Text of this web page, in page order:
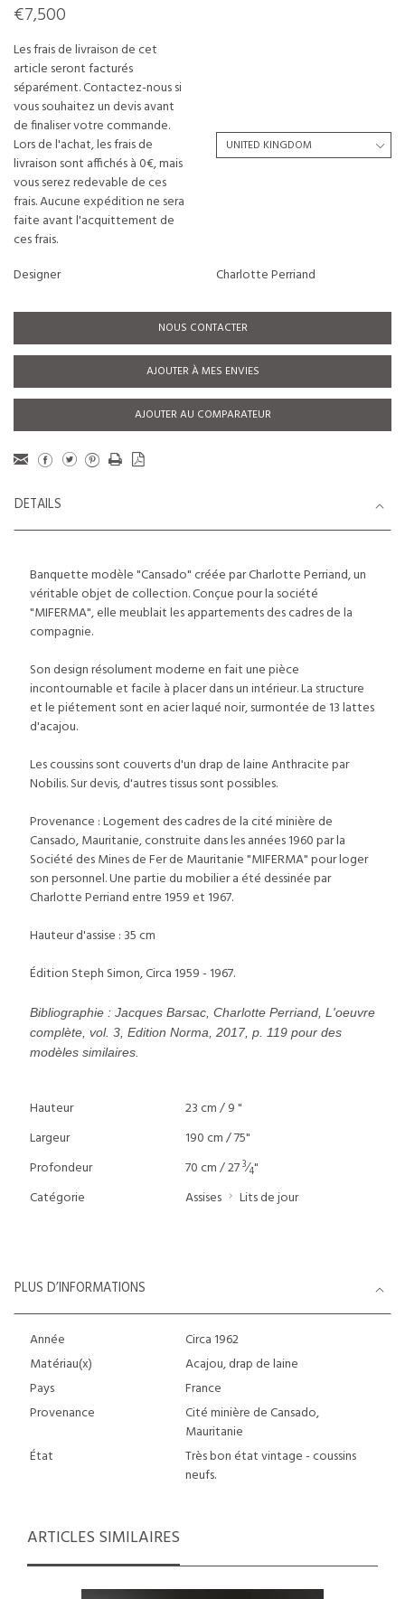
€7,500
Les frais de livraison de cet
article seront facturés
séparément. Contactez-nous si
vous souhaitez un devis avant
de finaliser votre commande.
Lors de l'achat, les frais de
livraison sont affichés à 0€, mais
vous serez redevable de ces
frais. Aucune expédition ne sera
faite avant l'acquittement de
ces frais.
Designer
Charlotte Perriand
NOUS CONTACTER
AJOUTER À MES ENVIES
AJOUTER AU COMPARATEUR
DETAILS
Banquette modèle "Cansado" créée par Charlotte Perriand, un
véritable objet de collection. Conçue pour la société
"MIFERMA", elle meublait les appartements des cadres de la
compagnie.
Son design résolument moderne en fait une pièce
incontournable et facile à placer dans un intérieur. La structure
et le piétement sont en acier laqué noir, surmontée de 13 lattes
d'acajou.
Les coussins sont couverts d'un drap de laine Anthracite par
Nobilis. Sur devis, d'autres tissus sont possibles.
Provenance : Logement des cadres de la cité minière de
Cansado, Mauritanie, construite dans les années 1960 par la
Société des Mines de Fer de Mauritanie "MIFERMA" pour loger
son personnel. Une partie du mobilier a été dessinée par
Charlotte Perriand entre 1959 et 1967.
Hauteur d'assise : 35 cm
Édition Steph Simon, Circa 1959 - 1967.
Bibliographie : Jacques Barsac, Charlotte Perriand, L'oeuvre
complète, vol. 3, Edition Norma, 2017, p. 119 pour des
modèles similaires.
Hauteur
23 cm / 9 "
Largeur
190 cm / 75"
Profondeur
70 cm / 273⁄4"
Catégorie
Assises Lits de jour
PLUS D’INFORMATIONS
Année
Circa 1962
Matériau(x)
Acajou, drap de laine
Pays
France
Provenance
Cité minière de Cansado,
Mauritanie
État
Très bon état vintage - coussins
neufs.
ARTICLES SIMILAIRES